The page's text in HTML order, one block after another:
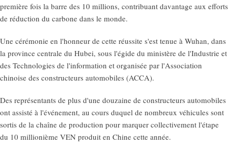
première fois la barre des 10 millions, contribuant davantage aux efforts
de réduction du carbone dans le monde.
Une cérémonie en l'honneur de cette réussite s'est tenue à Wuhan, dans
la province centrale du Hubei, sous l'égide du ministère de l'Industrie et
des Technologies de l'information et organisée par l'Association
chinoise des constructeurs automobiles (ACCA).
Des représentants de plus d'une douzaine de constructeurs automobiles
ont assisté à l'événement, au cours duquel de nombreux véhicules sont
sortis de la chaîne de production pour marquer collectivement l'étape
du 10 millionième VEN produit en Chine cette année.